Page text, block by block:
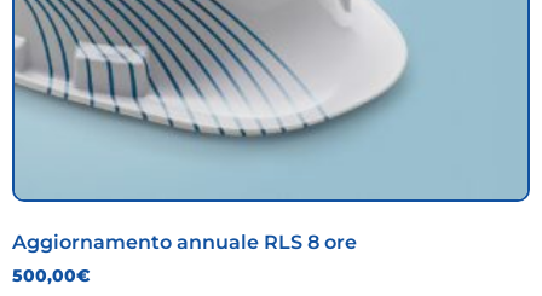
Aggiornamento annuale RLS 8 ore
500,00€